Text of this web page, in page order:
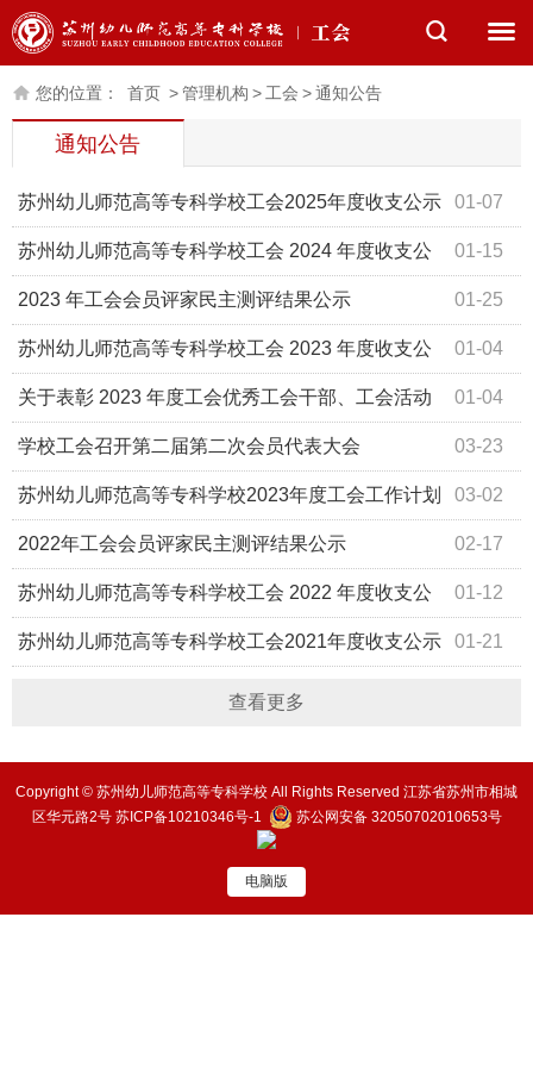
您的位置： 首页 >管理机构 > 工会 >通知公告
通知公告
01-07
苏州幼儿师范高等专科学校工会2025年度收支公示
01-15
苏州幼儿师范高等专科学校工会 2024 年度收支公
示 01-25
2023 年工会会员评家民主测评结果公示
01-04
苏州幼儿师范高等专科学校工会 2023 年度收支公
示 01-04
关于表彰 2023 年度工会优秀工会干部、工会活动
积极分子的决定 03-23
学校工会召开第二届第二次会员代表大会
03-02
苏州幼儿师范高等专科学校2023年度工会工作计划
02-17
2022年工会会员评家民主测评结果公示
01-12
苏州幼儿师范高等专科学校工会 2022 年度收支公
示 01-21
苏州幼儿师范高等专科学校工会2021年度收支公示
查看更多
Copyright © 苏州幼儿师范高等专科学校 All Rights Reserved 江苏省苏州市相城
区华元路2号 苏ICP备10210346号-1 苏公网安备 32050702010653号
电脑版